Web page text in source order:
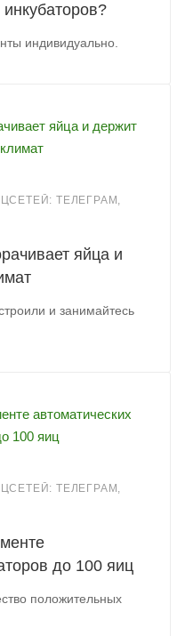
индивидуально.
ТЕЛЕГРАМ,
яйца и
и занимайтесь
ТЕЛЕГРАМ,
до 100 яиц
положительных